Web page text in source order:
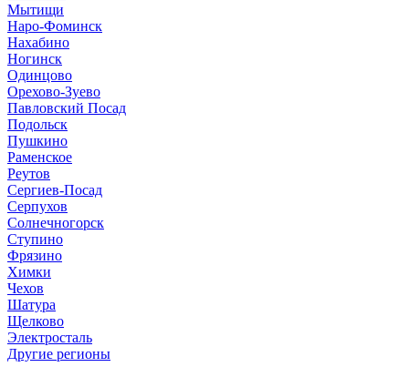
Мытищи
Наро-Фоминск
Нахабино
Ногинск
Одинцово
Орехово-Зуево
Павловский Посад
Подольск
Пушкино
Раменское
Реутов
Сергиев-Посад
Серпухов
Солнечногорск
Ступино
Фрязино
Химки
Чехов
Шатура
Щелково
Электросталь
Другие регионы